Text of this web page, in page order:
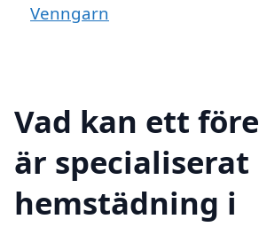
Venngarn
Vad kan ett
är specialiserat
hemstädning i